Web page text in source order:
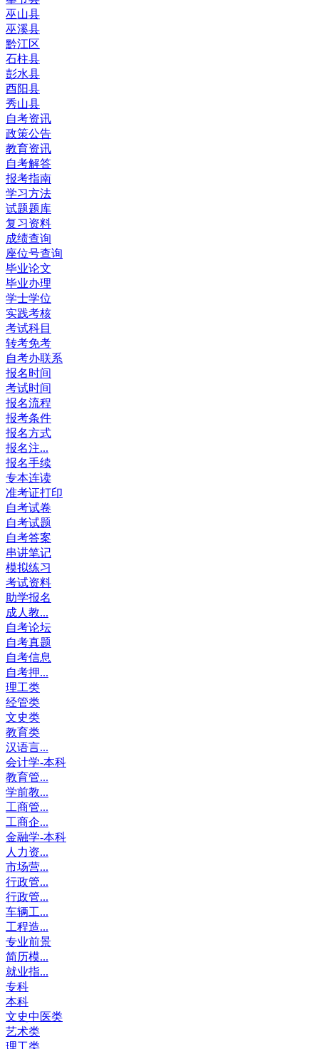
巫山县
巫溪县
黔江区
石柱县
彭水县
酉阳县
秀山县
自考资讯
政策公告
教育资讯
自考解答
报考指南
学习方法
试题题库
复习资料
成绩查询
座位号查询
毕业论文
毕业办理
学士学位
实践考核
考试科目
转考免考
自考办联系
报名时间
考试时间
报名流程
报考条件
报名方式
报名注...
报名手续
专本连读
准考证打印
自考试卷
自考试题
自考答案
串讲笔记
模拟练习
考试资料
助学报名
成人教...
自考论坛
自考真题
自考信息
自考押...
理工类
经管类
文史类
教育类
汉语言...
会计学-本科
教育管...
学前教...
工商管...
工商企...
金融学-本科
人力资...
市场营...
行政管...
行政管...
车辆工...
工程造...
专业前景
简历模...
就业指...
专科
本科
文史中医类
艺术类
理工类